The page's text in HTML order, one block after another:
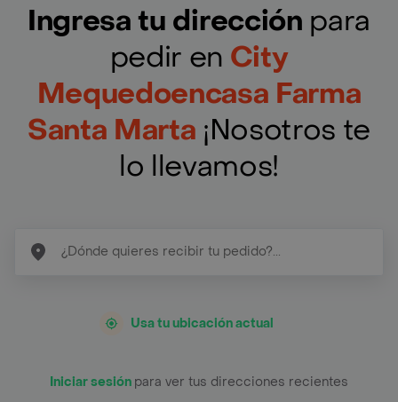
Ingresa tu dirección para
pedir en City
Mequedoencasa Farma
Santa Marta ¡Nosotros te
lo llevamos!
Usa tu ubicación actual
Iniciar sesión para ver tus direcciones recientes